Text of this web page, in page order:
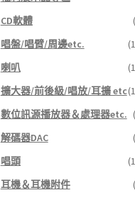
CD軟體
唱盤/唱臂/周邊etc.
喇叭
擴大器/前後級/唱放/耳擴 etc
數位訊源播放器＆處理器etc.
解碼器DAC
唱頭
耳機＆耳機附件